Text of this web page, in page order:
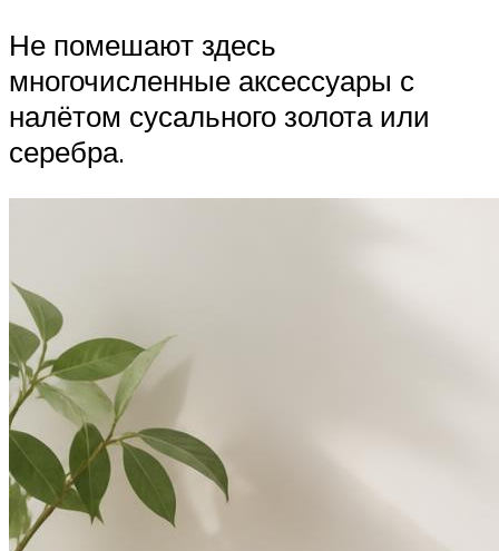
Не помешают здесь
многочисленные аксессуары с
налётом сусального золота или
серебра.